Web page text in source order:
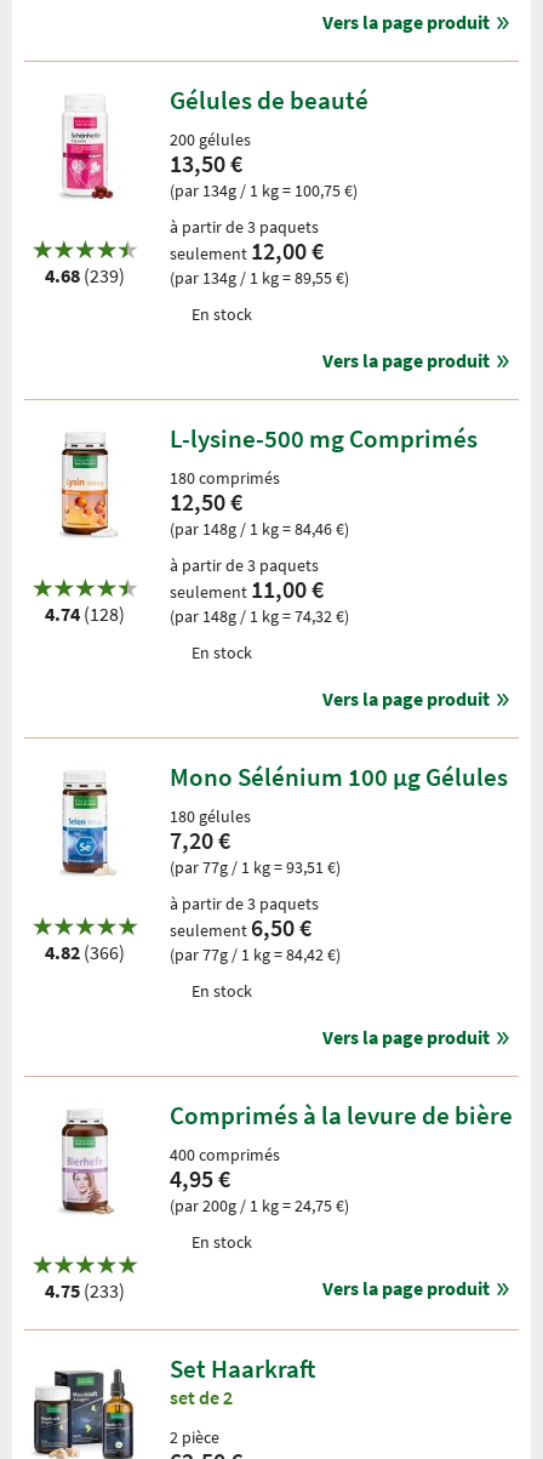
Vers la page produit
4.68 (239)
Gélules de beauté
200 gélules
13,50 €
(par 134g / 1 kg = 100,75 €)
à partir de 3 paquets
seulement 12,00 €
(par 134g / 1 kg = 89,55 €)
En stock
Vers la page produit
4.74 (128)
L-lysine-500 mg Comprimés
180 comprimés
12,50 €
(par 148g / 1 kg = 84,46 €)
à partir de 3 paquets
seulement 11,00 €
(par 148g / 1 kg = 74,32 €)
En stock
Vers la page produit
4.82 (366)
Mono Sélénium 100 µg Gélules
180 gélules
7,20 €
(par 77g / 1 kg = 93,51 €)
à partir de 3 paquets
seulement 6,50 €
(par 77g / 1 kg = 84,42 €)
En stock
Vers la page produit
4.75 (233)
Comprimés à la levure de bière
400 comprimés
4,95 €
(par 200g / 1 kg = 24,75 €)
En stock
Vers la page produit
Set Haarkraft
set de 2
2 pièce